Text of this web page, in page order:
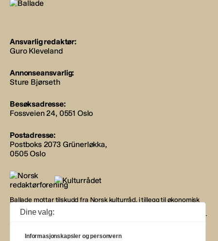
Ansvarlig redaktør:
Guro Kleveland
Annonseansvarlig:
Sture Bjørseth
Besøksadresse:
Fossveien 24, 0551 Oslo
Postadresse:
Postboks 2073 Grünerløkka,
0505 Oslo
Ballade mottar tilskudd fra Norsk kulturråd, i tillegg til økonomisk
støtte fra eierne NOPA, Norsk komponistforening og
Musikkforleggerne. Ballade drives etter Redaktør- og Vær Varsom-
BALLADE — NORGES MUSIKKMAGASIN
Dine valg:
Informasjonskapsler og personvern